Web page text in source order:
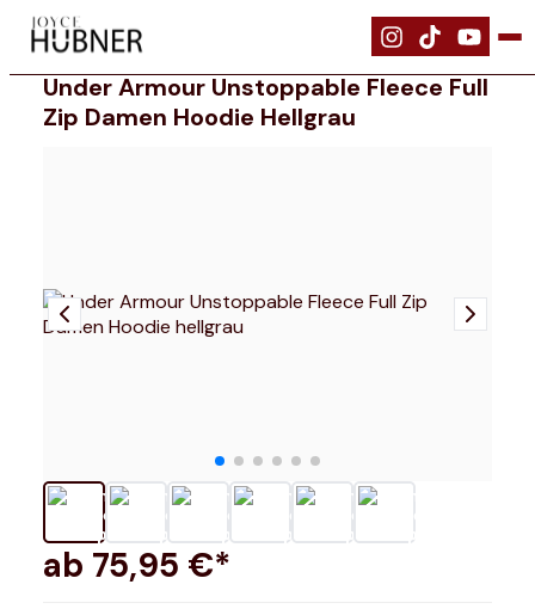
| Bekleidung Under Armour Unstoppable Fleece Full Zip Damen
Under Armour Unstoppable Fleece Full
Zip Damen Hoodie Hellgrau
ab 75,95 €*